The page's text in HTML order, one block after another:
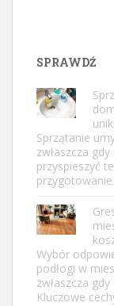
SPRAWDŹ
Sprzątanie
zwłaszcza
przyspieszyć
Wybór
podłogi w
zwłaszcza
Kluczowe